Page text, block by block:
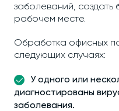
заболеваний, создать
рабочем месте.
Обработка офисных
следующих случаях:
У одного или
диагностированы
заболевания.